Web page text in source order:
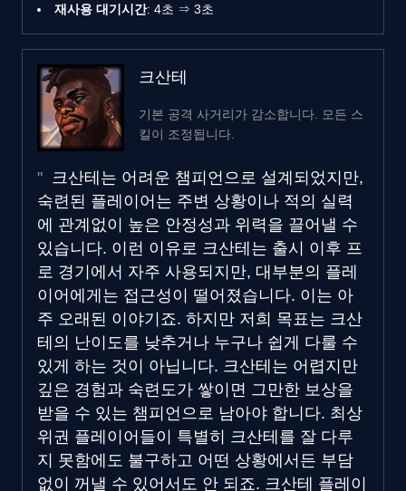
재사용 대기시간: 4초 ⇒ 3초
크산테
기본 공격 사거리가 감소합니다. 모든 스
킬이 조정됩니다.
크산테는 어려운 챔피언으로 설계되었지만,
숙련된 플레이어는 주변 상황이나 적의 실력
에 관계없이 높은 안정성과 위력을 끌어낼 수
있습니다. 이런 이유로 크산테는 출시 이후 프
로 경기에서 자주 사용되지만, 대부분의 플레
이어에게는 접근성이 떨어졌습니다. 이는 아
주 오래된 이야기죠. 하지만 저희 목표는 크산
테의 난이도를 낮추거나 누구나 쉽게 다룰 수
있게 하는 것이 아닙니다. 크산테는 어렵지만
깊은 경험과 숙련도가 쌓이면 그만한 보상을
받을 수 있는 챔피언으로 남아야 합니다. 최상
위권 플레이어들이 특별히 크산테를 잘 다루
지 못함에도 불구하고 어떤 상황에서든 부담
없이 꺼낼 수 있어서도 안 되죠. 크산테 플레이